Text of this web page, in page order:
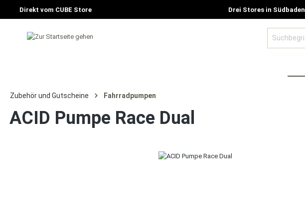
Direkt vom CUBE Store Drei Stores in Südbaden
Zubehör und Gutscheine Fahrradpumpen
ACID Pumpe Race Dual